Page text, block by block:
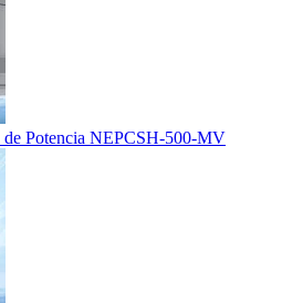
de Potencia NEPCSH-500-MV